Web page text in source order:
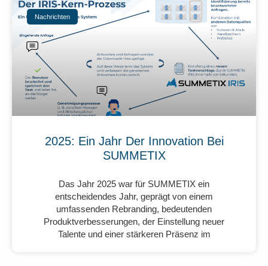
Nachrichten
2025: Ein Jahr Der Innovation Bei
SUMMETIX
Das Jahr 2025 war für SUMMETIX ein
entscheidendes Jahr, geprägt von einem
umfassenden Rebranding, bedeutenden
Produktverbesserungen, der Einstellung neuer
Talente und einer stärkeren Präsenz im